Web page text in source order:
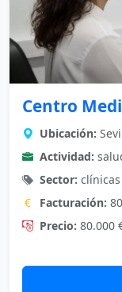
Centro
Ubicación:
Actividad:
Sector: clínicas
Facturación:
Precio: 80.000